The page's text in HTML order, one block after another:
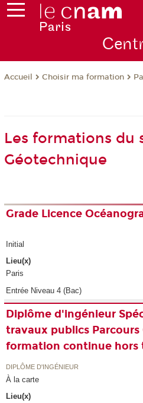
Accueil Choisir ma formation
Les formations du
Géotechnique
Grade Licence
Initial
Lieu(x)
Paris
Entrée Niveau 4 (Bac)
Diplôme d'ingénieur
travaux publics
formation continue hors
DIPLÔME D'INGÉNIEUR
À la carte
Lieu(x)